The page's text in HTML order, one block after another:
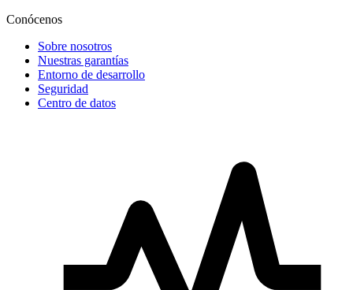
Conócenos
Sobre nosotros
Nuestras garantías
Entorno de desarrollo
Seguridad
Centro de datos